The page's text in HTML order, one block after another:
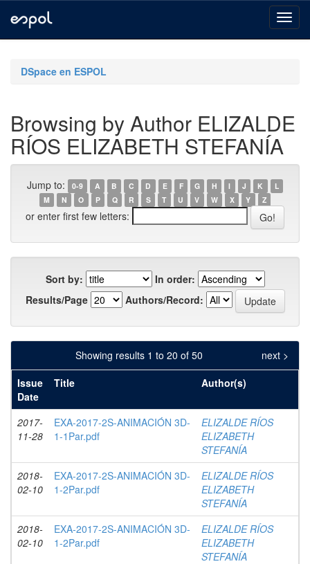
navigationDSpace en ESPOL
Browsing by Author ELIZALDE
RÍOS ELIZABETH STEFANÍA
Jump to: 0-9 A B C D E F G H I J K
L
M
N O P Q R S T U V W X Y Z
or enter first few letters:
Sort by:
In order:
Results/Page
Authors/Record:
Showing results 1 to 20 of 50
next >
Issue
Date
Title Author(s)
2017-
11-28
EXA-2017-2S-ANIMACIÓN 3D-
1-1Par.pdf
ELIZALDE RÍOS
ELIZABETH
STEFANÍA
2018-
02-10
EXA-2017-2S-ANIMACIÓN 3D-
1-2Par.pdf
ELIZALDE RÍOS
ELIZABETH
STEFANÍA
2018-
02-10
EXA-2017-2S-ANIMACIÓN 3D-
1-2Par.pdf
ELIZALDE RÍOS
ELIZABETH
STEFANÍA